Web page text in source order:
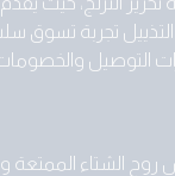
التذييل تجربة تسوق
التوصيل
الشتاء الممتعة